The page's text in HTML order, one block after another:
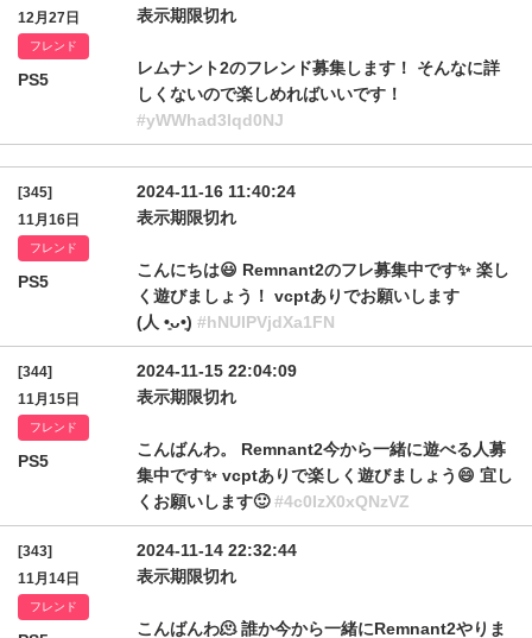
12月27日
フレンド
PS5
表示期限切れ
レムナント2のフレンド募集します！ そんなに詳
しくないので楽しめればいいです！
#yWWhad3lqd0NJ
[345]
11月16日
フレンド
PS5
2024-11-16 11:40:24
表示期限切れ
こんにちは😃 Remnant2のフレ募集中です✨ 楽し
く遊びましょう！ vcptありでお願いします
(⁠人⁠ ⁠•͈⁠ᴗ⁠•͈⁠) #hNUlPVjdXa1FN
[344]
11月15日
フレンド
PS5
2024-11-15 22:04:09
表示期限切れ
こんばんわ。 Remnant2今から一緒に遊べる人募
集中です✨ vcptありで楽しく遊びましょう😄 宜し
くお願いします🙂#4c0IzX0xQNzVZ
[343]
11月14日
フレンド
2024-11-14 22:32:44
表示期限切れ
こんばんわ🫠 誰か今から一緒にRemnant2やりま